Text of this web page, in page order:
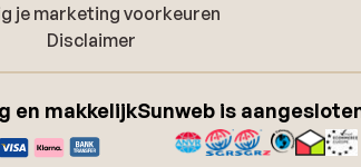
je marketing voorkeuren
Disclaimer
en makkelijkSunweb is